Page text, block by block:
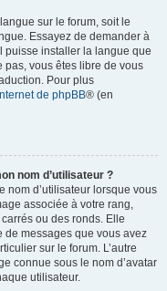
sur le forum, soit le
Essayez de demander à
puisse installer la langue que
pas, vous êtes libre de vous
Pour plus
de phpBB® (en
nom d’utilisateur ?
nom d’utilisateur lorsque vous
associée à votre rang,
ou des ronds. Elle
de messages que vous avez
sur le forum. L’autre
connue sous le nom d’avatar
utilisateur.